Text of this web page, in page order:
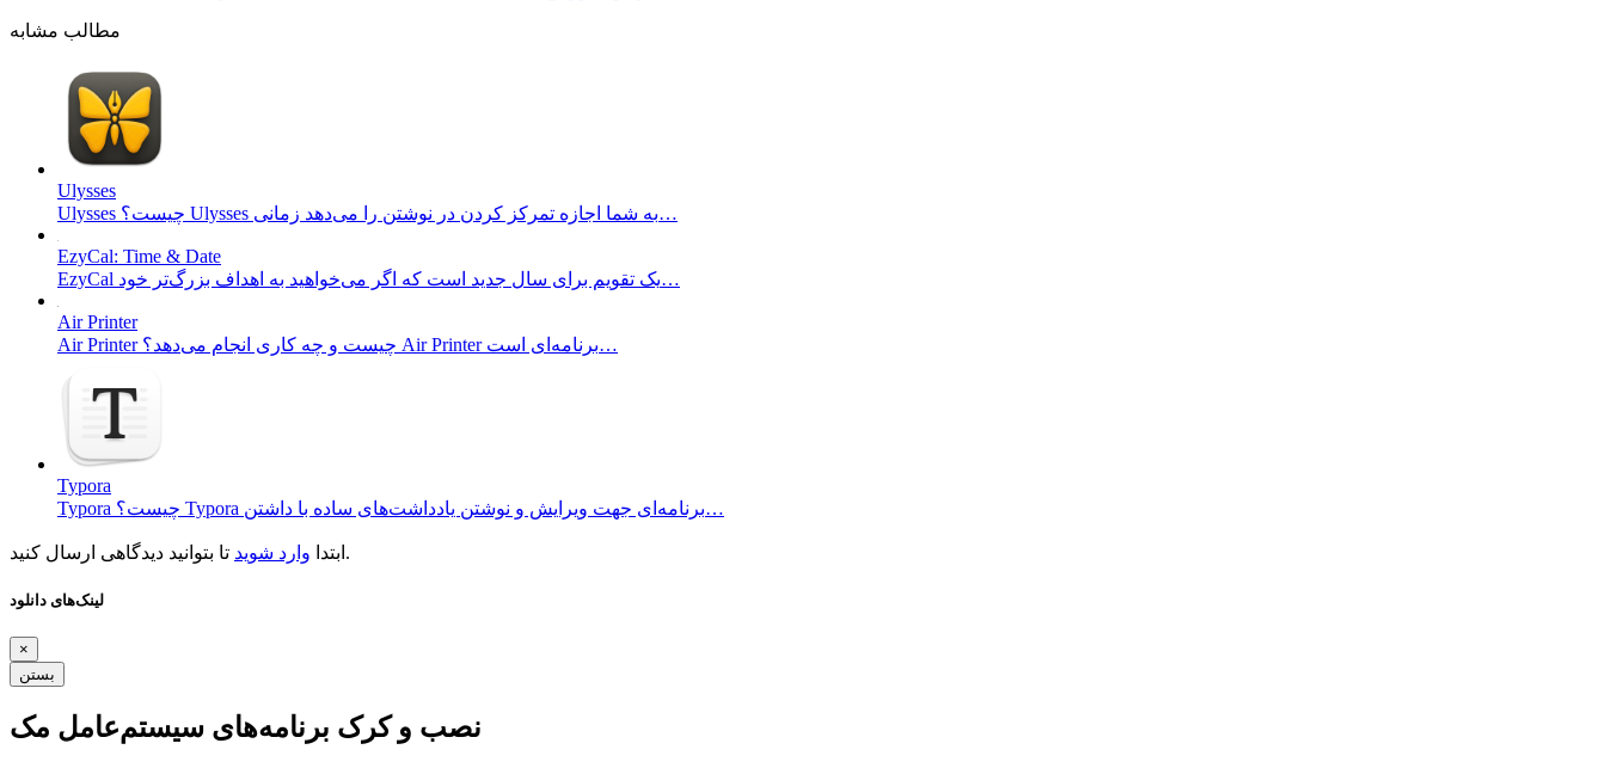
مطالب مشابه
Ulysses
Ulysses چیست؟ Ulysses به شما اجازه تمرکز کردن در نوشتن را می‌دهد زمانی…
EzyCal: Time & Date
EzyCal یک تقویم برای سال جدید است که اگر می‌خواهید به اهداف بزرگ‌تر خود…
Air Printer
Air Printer چیست و چه کاری انجام می‌دهد؟ Air Printer برنامه‌ای است…
Typora
Typora چیست؟ Typora برنامه‌ای جهت ویرایش و نوشتن یادداشت‌های ساده با داشتن…
ابتدا وارد شوید تا بتوانید دیدگاهی ارسال کنید.
لینک‌های دانلود
×
بستن
نصب و کرک برنامه‌های سیستم‌عامل مک